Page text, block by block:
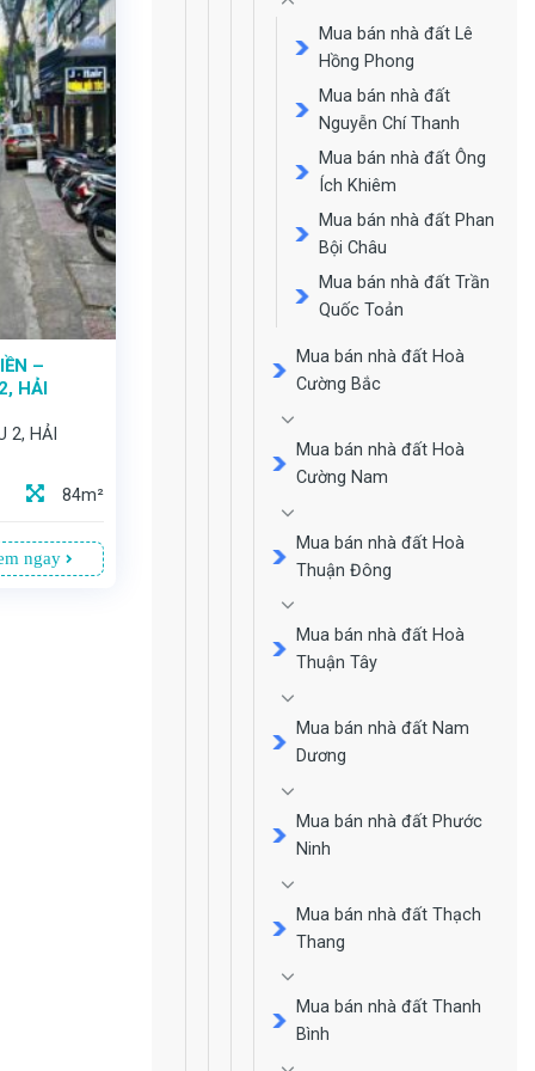
–
HẢI
2, HẢI
84m²
ngay
Mua bán nhà đất Lê
Hồng Phong
Mua bán nhà đất
Nguyễn Chí Thanh
Mua bán nhà đất Ông
Ích Khiêm
Mua bán nhà đất Phan
Bội Châu
Mua bán nhà đất Trần
Quốc Toản
Mua bán nhà đất Hoà
Cường Bắc
Mua bán nhà đất Hoà
Cường Nam
Mua bán nhà đất Hoà
Thuận Đông
Mua bán nhà đất Hoà
Thuận Tây
Mua bán nhà đất Nam
Dương
Mua bán nhà đất Phước
Ninh
Mua bán nhà đất Thạch
Thang
Mua bán nhà đất Thanh
Bình